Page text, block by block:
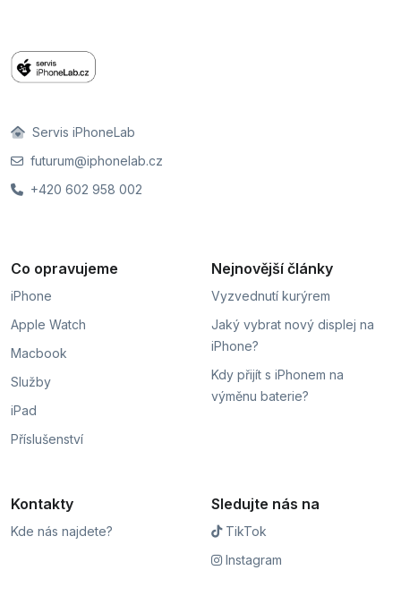
Servis iPhoneLab
futurum@iphonelab.cz
+420 602 958 002
Co opravujeme
iPhone
Apple Watch
Macbook
Služby
iPad
Příslušenství
Nejnovější články
Vyzvednutí kurýrem
Jaký vybrat nový displej na
iPhone?
Kdy přijít s iPhonem na
výměnu baterie?
Kontakty
Kde nás najdete?
Sledujte nás na
TikTok
Instagram